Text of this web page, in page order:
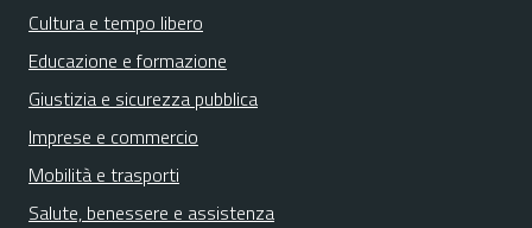
Cultura e tempo libero
Educazione e formazione
Giustizia e sicurezza pubblica
Imprese e commercio
Mobilità e trasporti
Salute, benessere e assistenza